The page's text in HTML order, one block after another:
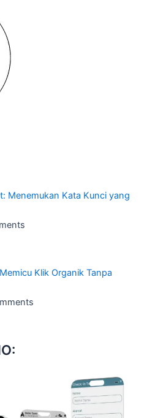
Menemukan Kata Kunci yang
Klik Organik Tanpa